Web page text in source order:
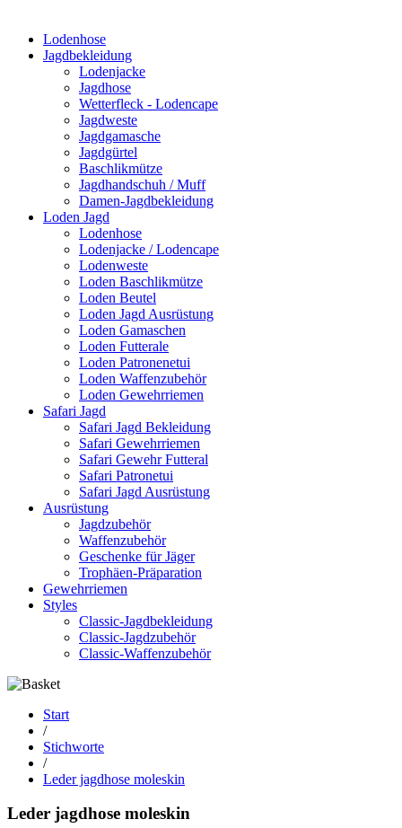
Lodenhose
Jagdbekleidung
Lodenjacke
Jagdhose
Wetterfleck - Lodencape
Jagdweste
Jagdgamasche
Jagdgürtel
Baschlikmütze
Jagdhandschuh / Muff
Damen-Jagdbekleidung
Loden Jagd
Lodenhose
Lodenjacke / Lodencape
Lodenweste
Loden Baschlikmütze
Loden Beutel
Loden Jagd Ausrüstung
Loden Gamaschen
Loden Futterale
Loden Patronenetui
Loden Waffenzubehör
Loden Gewehrriemen
Safari Jagd
Safari Jagd Bekleidung
Safari Gewehrriemen
Safari Gewehr Futteral
Safari Patronetui
Safari Jagd Ausrüstung
Ausrüstung
Jagdzubehör
Waffenzubehör
Geschenke für Jäger
Trophäen-Präparation
Gewehrriemen
Styles
Classic-Jagdbekleidung
Classic-Jagdzubehör
Classic-Waffenzubehör
Start
/
Stichworte
/
Leder jagdhose moleskin
Leder jagdhose moleskin